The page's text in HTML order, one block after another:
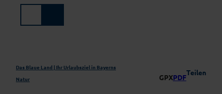
Das Blaue Land | Ihr Urlaubsziel in Bayerns
Natur
GPXPDF
Teilen